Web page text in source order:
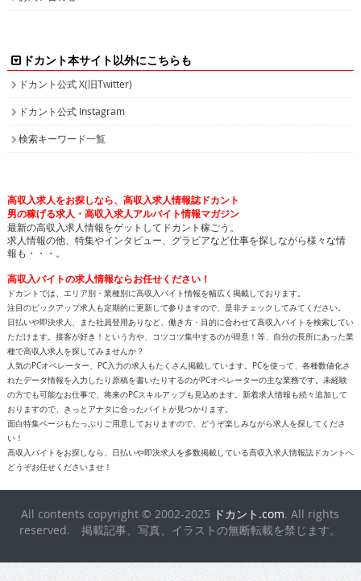
ドカント本サイト以外にこちらも
ドカント公式 X(旧Twitter)
ドカント公式 Instagram
検索キーワード一覧
高収入求人をお探しなら、高収入求人情報誌ドカント
男の稼げる求人・高収入求人アルバイト情報マガジン
最新の高収入求人情報をゲットしてドカント稼ごう。
求人情報の他、特集やインタビュー、グラビアなど仕事を探しながら様々な情
報も・・・。
高収入バイトの求人情報ならお任せください！
ドカントでは、エリア別・業種別に高収入バイト情報を幅広く掲載しております。
注目のピックアップ求人も定期的に更新して参りますので、是非チェックしてみてください。
日払いや即決求人、また社員登用ありなど、働き方・目的に合わせて高収入バイトを検索してい
ただけます。接客が好き！という方や、コツコツ集中するのが得意！等、自分の長所にあった業
種で高収入求人を探してみませんか？
人気のPCオペレーター、PC入力の求人もたくさん掲載しています。PCを使って、各種数値化さ
れたデータ情報を入力したり原稿を書いたりするのがPCオペレーターの主な業務です。未経験
の方でも可能なお仕事で、将来のPCスキルアップも見込めます。新着求人情報も続々追加して
おりますので、きっとアナタに合ったバイトが見つかります。
面白特集ページもたっぷりご用意しておりますので、どうぞ楽しみながら求人を探してくださ
い！
高収入バイトをお探しなら、日払いや即決求人を多数掲載している高収入求人情報誌ドカントへ
どうぞお任せくださいませ！
All contents copyright © 2002-2025 ドカント.com. All rights
reserved. 掲載記事、写真、イラストの無断転載を禁じます。